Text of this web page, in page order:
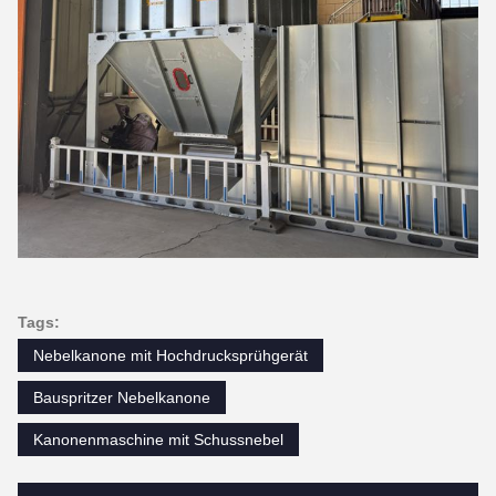
Tags:
Nebelkanone mit Hochdrucksprühgerät
Bauspritzer Nebelkanone
Kanonenmaschine mit Schussnebel